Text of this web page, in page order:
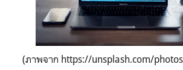
(ภาพจาก https://unsplash.com/